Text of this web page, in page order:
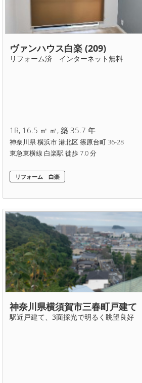
ヴァンハウス白楽 (209)
リフォーム済 インターネット無料
1R, 16.5 ㎡ ㎡, 築 35.7 年
神奈川県 横浜市 港北区 篠原台町 36-28
東急東横線 白楽駅 徒歩 7.0 分
リフォーム 白楽
神奈川県横須賀市三春町戸建て
駅近戸建て、3面採光で明るく眺望良好